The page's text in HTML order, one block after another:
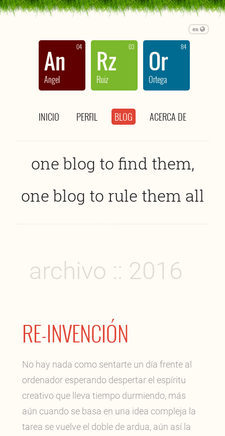
es
04
An
Angel
03
Rz
Ruiz
84
Or
Ortega
INICIO PERFIL BLOG ACERCA DE
one blog to find them,
one blog to rule them all
archivo :: 2016
RE-INVENCIÓN
No hay nada como sentarte un día frente al
ordenador esperando despertar el espíritu
creativo que lleva tiempo durmiendo, más
aún cuando se basa en una idea compleja la
tarea se vuelve el doble de ardua, aún así la